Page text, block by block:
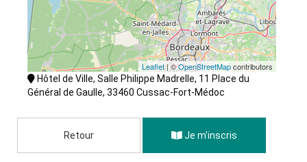
Leaflet| ©OpenStreetMapcontributors
Général de Gaulle, 33460 Cussac-Fort-Médoc
Retour Je m'inscris